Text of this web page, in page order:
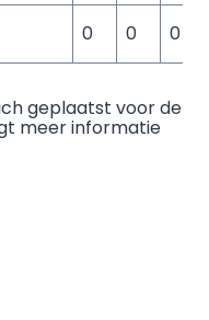
0 0 0
geplaatst voor de
meer informatie